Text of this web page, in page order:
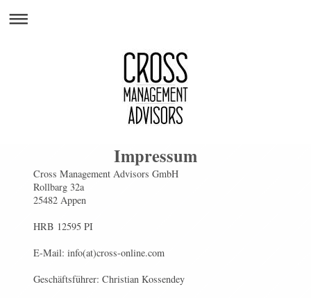
Impressum
Cross Management Advisors GmbH
Rollbarg 32a
25482 Appen
HRB 12595 PI
E-Mail: info(at)cross-online.com
Geschäftsführer: Christian Kossendey